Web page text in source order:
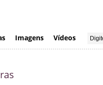
Imagens Vídeos